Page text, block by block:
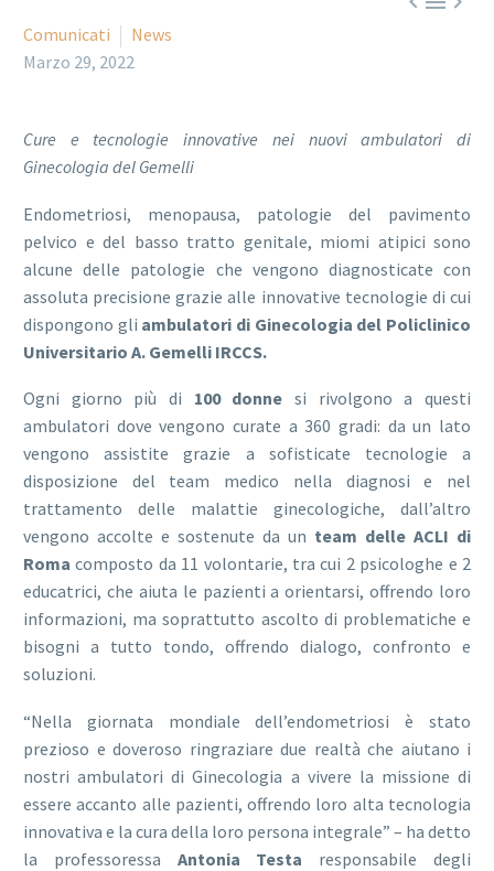
Comunicati
News
Marzo 29, 2022
Cure e tecnologie innovative nei nuovi ambulatori di
Ginecologia del Gemelli
Endometriosi, menopausa, patologie del pavimento
pelvico e del basso tratto genitale, miomi atipici sono
alcune delle patologie che vengono diagnosticate con
assoluta precisione grazie alle innovative tecnologie di cui
dispongono gli ambulatori di Ginecologia del Policlinico
Universitario A. Gemelli IRCCS.
Ogni giorno più di 100 donne si rivolgono a questi
ambulatori dove vengono curate a 360 gradi: da un lato
vengono assistite grazie a sofisticate tecnologie a
disposizione del team medico nella diagnosi e nel
trattamento delle malattie ginecologiche, dall’altro
vengono accolte e sostenute da un team delle ACLI di
Roma composto da 11 volontarie, tra cui 2 psicologhe e 2
educatrici, che aiuta le pazienti a orientarsi, offrendo loro
informazioni, ma soprattutto ascolto di problematiche e
bisogni a tutto tondo, offrendo dialogo, confronto e
soluzioni.
“Nella giornata mondiale dell’endometriosi è stato
prezioso e doveroso ringraziare due realtà che aiutano i
nostri ambulatori di Ginecologia a vivere la missione di
essere accanto alle pazienti, offrendo loro alta tecnologia
innovativa e la cura della loro persona integrale” – ha detto
la professoressa Antonia Testa responsabile degli